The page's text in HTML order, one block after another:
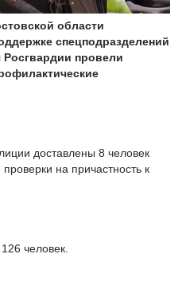
области
спецподразделений
Росгвардии провели
доставлены 8 человек
на причастность к
человек.